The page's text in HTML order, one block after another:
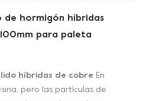
de hormigón híbridas
para paleta
híbridas de cobre En
pero las partículas de